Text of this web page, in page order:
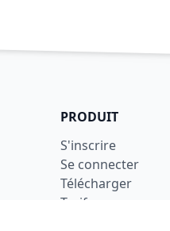
PRODUIT
S'inscrire
Se connecter
Télécharger
Tarifs